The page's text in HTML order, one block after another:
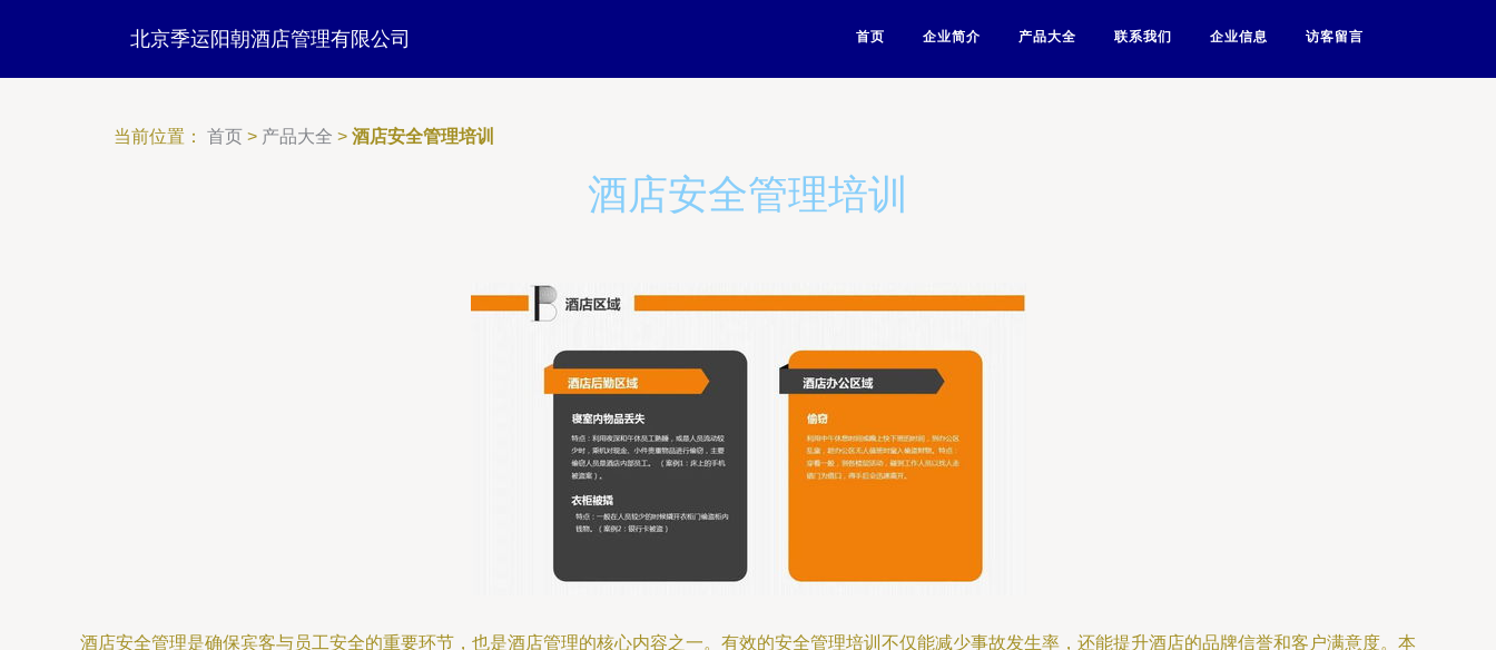
北京季运阳朝酒店管理有限公司 首页 企业简介 产品大全 联系我们 企业信息 访客留言
当前位置： 首页 > 产品大全 > 酒店安全管理培训
酒店安全管理培训
酒店安全管理是确保宾客与员工安全的重要环节，也是酒店管理的核心内容之一。有效的安全管理培训不仅能减少事故发生率，还能提升酒店的品牌信誉和客户满意度。本